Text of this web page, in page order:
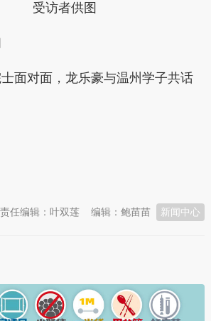
受访者供图
对面，龙乐豪与温州学子共话
新闻中心
编辑：鲍苗苗
责任编辑：叶双莲